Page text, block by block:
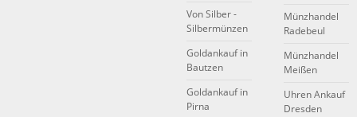
Von Silber -
Silbermünzen
Goldankauf in
Bautzen
Goldankauf in
Pirna
Münzhandel
Radebeul
Münzhandel
Meißen
Uhren Ankauf
Dresden